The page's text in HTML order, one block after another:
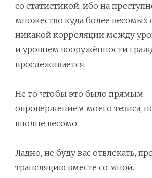
со статистикой, ибо на
множество куда более весомых
никакой корреляции между
и уровнем вооружённости
прослеживается.
Не то чтобы это было прямым
опровержением моего тезиса,
вполне весомо.
Ладно, не буду вас отвлекать,
трансляцию вместе со мной.